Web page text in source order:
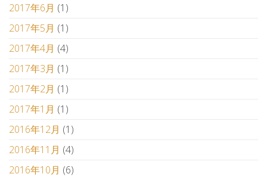
2017年6月 (1)
2017年5月 (1)
2017年4月 (4)
2017年3月 (1)
2017年2月 (1)
2017年1月 (1)
2016年12月 (1)
2016年11月 (4)
2016年10月 (6)